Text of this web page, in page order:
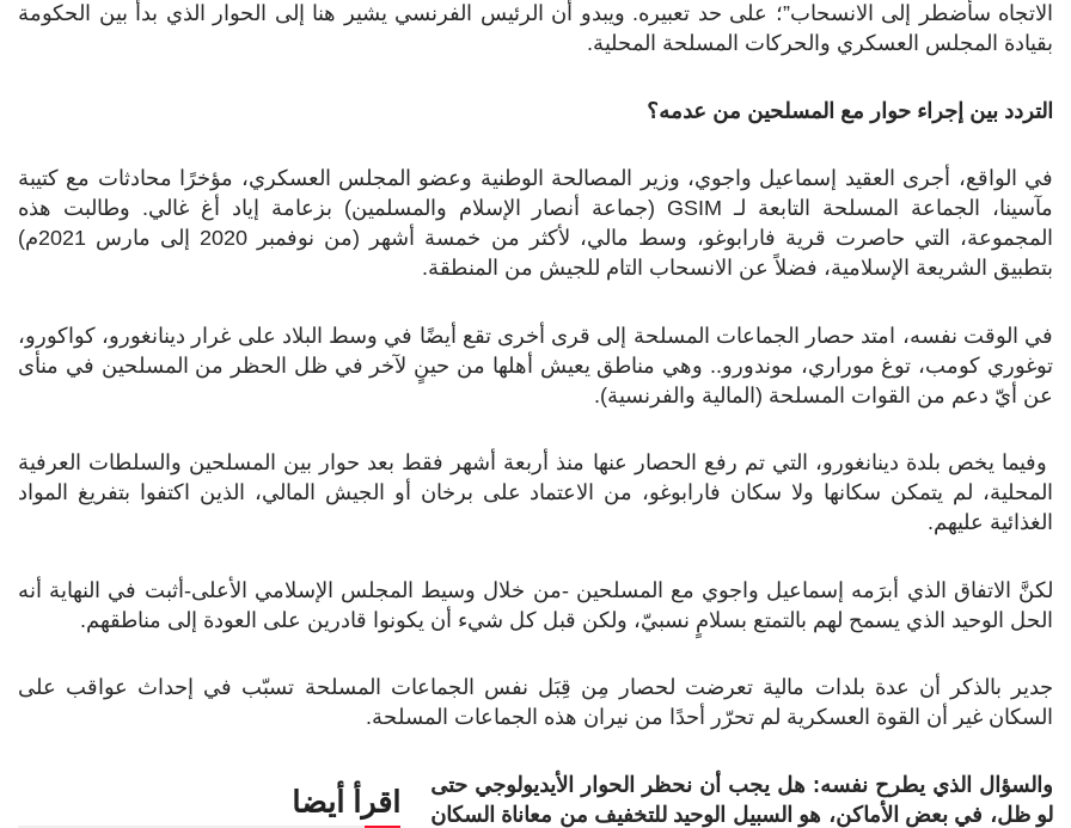
الاتجاه سأضطر إلى الانسحاب”؛ على حد تعبيره. ويبدو أن الرئيس الفرنسي يشير هنا إلى الحوار الذي بدأ بين الحكومة
بقيادة المجلس العسكري والحركات المسلحة المحلية.
التردد بين إجراء حوار مع المسلحين من عدمه؟
في الواقع، أجرى العقيد إسماعيل واجوي، وزير المصالحة الوطنية وعضو المجلس العسكري، مؤخرًا محادثات مع كتيبة
مآسينا، الجماعة المسلحة التابعة لـ GSIM (جماعة أنصار الإسلام والمسلمين) بزعامة إياد أغ غالي. وطالبت هذه
المجموعة، التي حاصرت قرية فارابوغو، وسط مالي، لأكثر من خمسة أشهر (من نوفمبر 2020 إلى مارس 2021م)
بتطبيق الشريعة الإسلامية، فضلاً عن الانسحاب التام للجيش من المنطقة.
في الوقت نفسه، امتد حصار الجماعات المسلحة إلى قرى أخرى تقع أيضًا في وسط البلاد على غرار دينانغورو، كواكورو،
توغوري كومب، توغ موراري، موندورو.. وهي مناطق يعيش أهلها من حينٍ لآخر في ظل الحظر من المسلحين في منأى
عن أيّ دعم من القوات المسلحة (المالية والفرنسية).
وفيما يخص بلدة دينانغورو، التي تم رفع الحصار عنها منذ أربعة أشهر فقط بعد حوار بين المسلحين والسلطات العرفية
المحلية، لم يتمكن سكانها ولا سكان فارابوغو، من الاعتماد على برخان أو الجيش المالي، الذين اكتفوا بتفريغ المواد
الغذائية عليهم.
لكنَّ الاتفاق الذي أبرَمه إسماعيل واجوي مع المسلحين -من خلال وسيط المجلس الإسلامي الأعلى-أثبت في النهاية أنه
الحل الوحيد الذي يسمح لهم بالتمتع بسلامٍ نسبيّ، ولكن قبل كل شيء أن يكونوا قادرين على العودة إلى مناطقهم.
جدير بالذكر أن عدة بلدات مالية تعرضت لحصار مِن قِبَل نفس الجماعات المسلحة تسبّب في إحداث عواقب على
السكان غير أن القوة العسكرية لم تحرّر أحدًا من نيران هذه الجماعات المسلحة.
اقرأ أيضا
والسؤال الذي يطرح نفسه: هل يجب أن نحظر الحوار الأيديولوجي حتى
لو ظل، في بعض الأماكن، هو السبيل الوحيد للتخفيف من معاناة السكان